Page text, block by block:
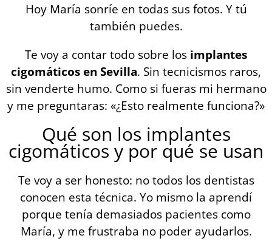
Hoy María sonríe en todas sus fotos. Y tú
también puedes.
Te voy a contar todo sobre los implantes
cigomáticos en Sevilla. Sin tecnicismos raros,
sin venderte humo. Como si fueras mi hermano
y me preguntaras: «¿Esto realmente funciona?»
Qué son los implantes
cigomáticos y por qué se usan
Te voy a ser honesto: no todos los dentistas
conocen esta técnica. Yo mismo la aprendí
porque tenía demasiados pacientes como
María, y me frustraba no poder ayudarlos.